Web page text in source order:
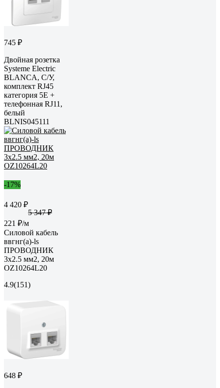
745 ₽
Двойная розетка
Systeme Electric
BLANCA, С/У,
комплект RJ45
категория 5E +
телефонная RJ11,
белый
BLNIS045111
-17%
4 420 ₽
5 347 ₽
221 ₽/м
Силовой кабель
ввгнг(a)-ls
ПРОВОДНИК
3x2.5 мм2, 20м
OZ10264L20
4.9(151)
648 ₽